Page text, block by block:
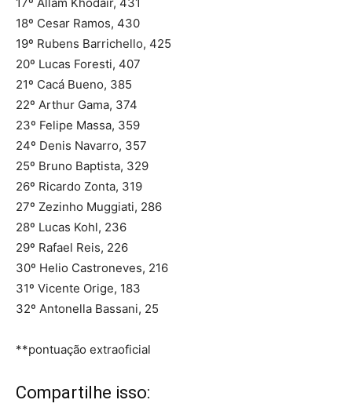
18º Cesar Ramos, 430
19º Rubens Barrichello, 425
20º Lucas Foresti, 407
21º Cacá Bueno, 385
22º Arthur Gama, 374
23º Felipe Massa, 359
24º Denis Navarro, 357
25º Bruno Baptista, 329
26º Ricardo Zonta, 319
27º Zezinho Muggiati, 286
28º Lucas Kohl, 236
29º Rafael Reis, 226
30º Helio Castroneves, 216
31º Vicente Orige, 183
32º Antonella Bassani, 25
**pontuação extraoficial
Compartilhe isso: